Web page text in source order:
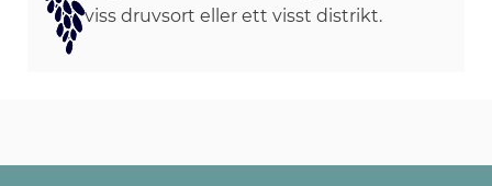
viss druvsort eller ett visst distrikt.